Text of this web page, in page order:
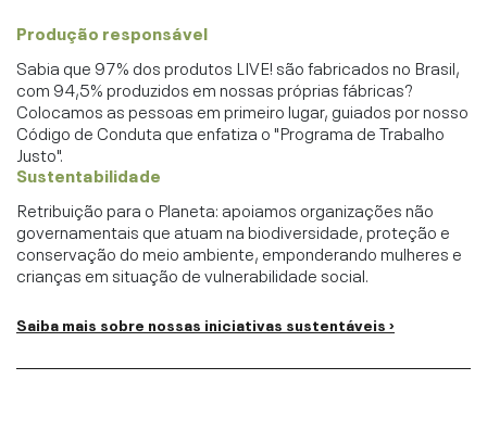
Produção responsável
Sabia que 97% dos produtos LIVE! são fabricados no Brasil,
com 94,5% produzidos em nossas próprias fábricas?
Colocamos as pessoas em primeiro lugar, guiados por nosso
Código de Conduta que enfatiza o "Programa de Trabalho
Justo".
Sustentabilidade
Retribuição para o Planeta: apoiamos organizações não
governamentais que atuam na biodiversidade, proteção e
conservação do meio ambiente, emponderando mulheres e
crianças em situação de vulnerabilidade social.
Saiba mais sobre nossas iniciativas sustentáveis ›